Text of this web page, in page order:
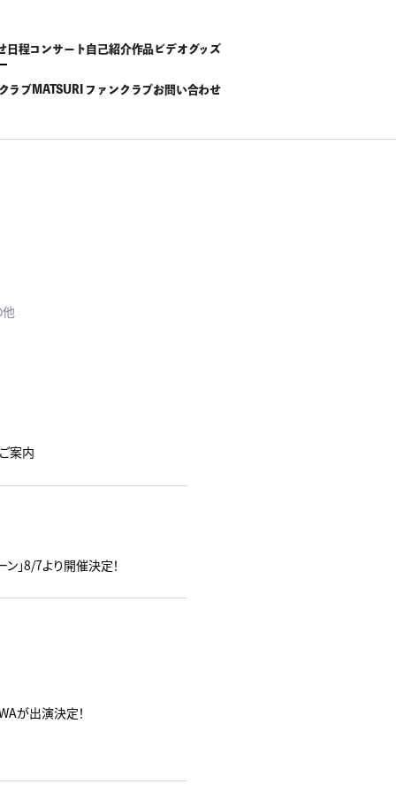
日程コンサート自己紹介作品ビデオグッズ
ラブMATSURI ファンクラブお問い合わせ
他
案内
」8/7より開催決定！
が出演決定！